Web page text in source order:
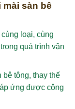
sàn bê
loại, cùng
quá trình vận
tông, thay thế
ứng được công